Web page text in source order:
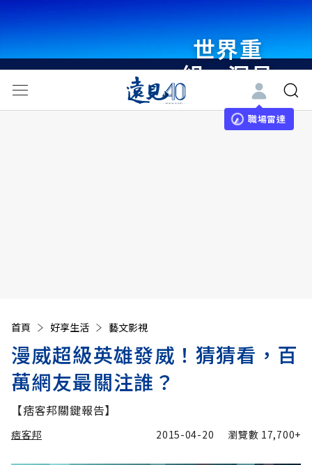
世界重
組・洞見
未來 與
世界領袖
職場雷達
首頁 好享生活 藝文影視
漫威超級英雄發威！猜猜看，百
萬網友最關注誰？
【痞客邦關鍵報告】
痞客邦 2015-04-20 瀏覽數 17,700+